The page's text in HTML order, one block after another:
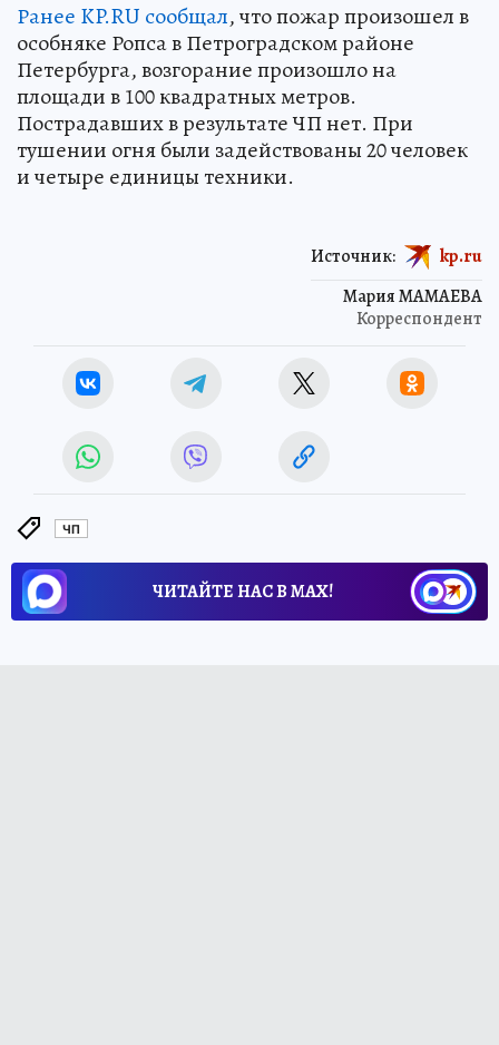
Ранее KP.RU сообщал, что пожар произошел в
особняке Ропса в Петроградском районе
Петербурга, возгорание произошло на
площади в 100 квадратных метров.
Пострадавших в результате ЧП нет. При
тушении огня были задействованы 20 человек
и четыре единицы техники.
Мария МАМАЕВА
Корреспондент
Источник: kp.ru
ЧП
ЧИТАЙТЕ НАС В МАХ!